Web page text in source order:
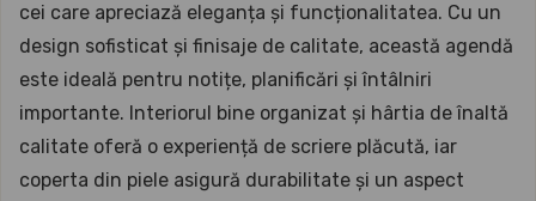
cei care apreciază eleganța și funcționalitatea. Cu un
design sofisticat și finisaje de calitate, această agendă
este ideală pentru notițe, planificări și întâlniri
importante. Interiorul bine organizat și hârtia de înaltă
calitate oferă o experiență de scriere plăcută, iar
coperta din piele asigură durabilitate și un aspect